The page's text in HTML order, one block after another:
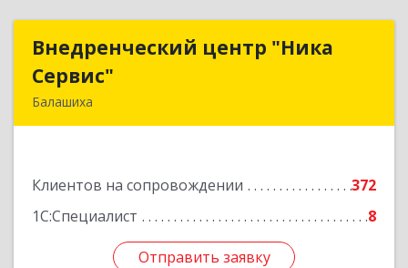
Внедренческий центр "Ника
Сервис"
Балашиха
Клиентов на сопровождении
372
1С:Специалист
8
Отправить заявку
Внедренческий центр "Ника
Подробнее
Отправить заявку